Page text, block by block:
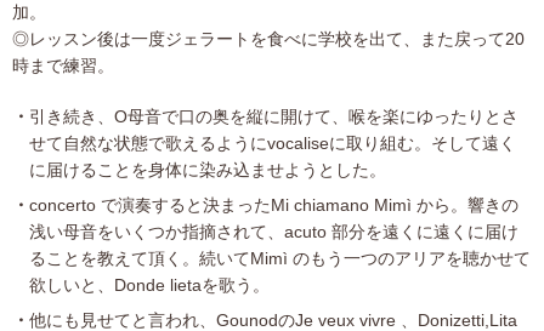
加。
◎レッスン後は一度ジェラートを食べに学校を出て、また戻って20
時まで練習。
引き続き、O母音で口の奥を縦に開けて、喉を楽にゆったりとさ
せて自然な状態で歌えるようにvocaliseに取り組む。そして遠く
に届けることを身体に染み込ませようとした。
concerto で演奏すると決まったMi chiamano Mimì から。響きの
浅い母音をいくつか指摘されて、acuto 部分を遠くに遠くに届け
ることを教えて頂く。続いてMimì のもう一つのアリアを聴かせて
欲しいと、Donde lietaを歌う。
他にも見せてと言われ、GounodのJe veux vivre 、Donizetti,Lita